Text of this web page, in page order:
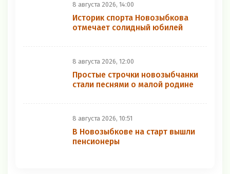
8 августа 2026, 14:00
Историк спорта Новозыбкова
отмечает солидный юбилей
8 августа 2026, 12:00
Простые строчки новозыбчанки
стали песнями о малой родине
8 августа 2026, 10:51
В Новозыбкове на старт вышли
пенсионеры